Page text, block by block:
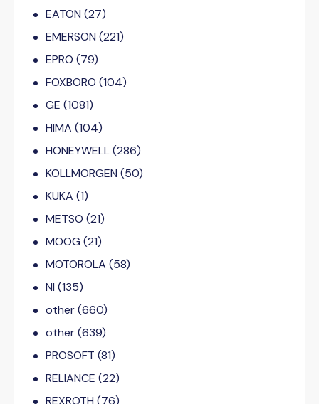
EATON (27)
EMERSON (221)
EPRO (79)
FOXBORO (104)
GE (1081)
HIMA (104)
HONEYWELL(286)
KOLLMORGEN (50)
KUKA (1)
METSO (21)
MOOG (21)
MOTOROLA (58)
NI (135)
other(660)
other(639)
PROSOFT (81)
RELIANCE (22)